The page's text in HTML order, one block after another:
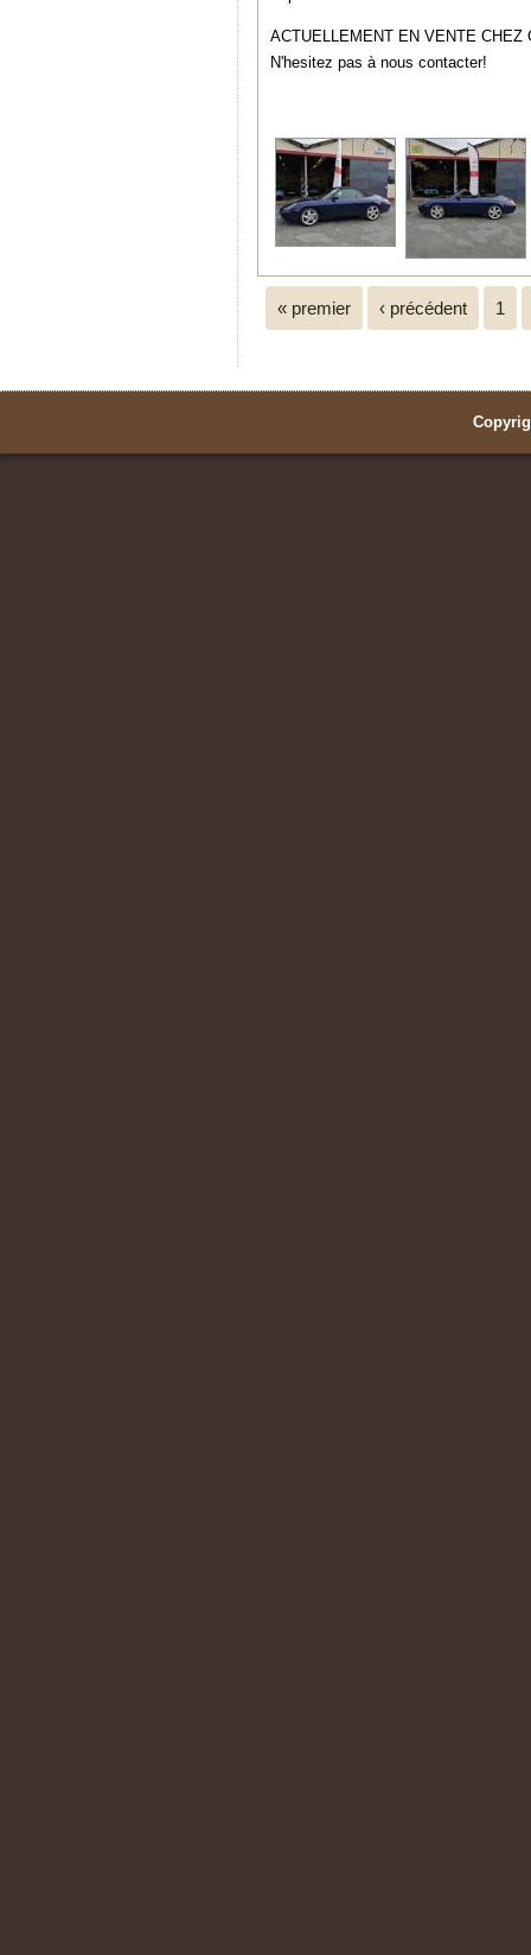
ACTUELLEMENT EN VENTE CHEZ
N'hesitez pas à nous contacter!
Pages
« premier ‹ précédent 1